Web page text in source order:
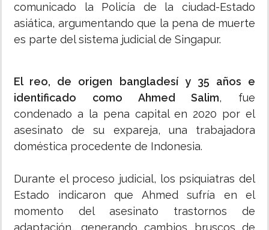
comunicado la Policía de la ciudad-Estado
asiática, argumentando que la pena de muerte
es parte del sistema judicial de Singapur.
El reo, de origen bangladesí y 35 años e
identificado como Ahmed Salim, fue
condenado a la pena capital en 2020 por el
asesinato de su expareja, una trabajadora
doméstica procedente de Indonesia.
Durante el proceso judicial, los psiquiatras del
Estado indicaron que Ahmed sufría en el
momento del asesinato trastornos de
adaptación, generando cambios bruscos de